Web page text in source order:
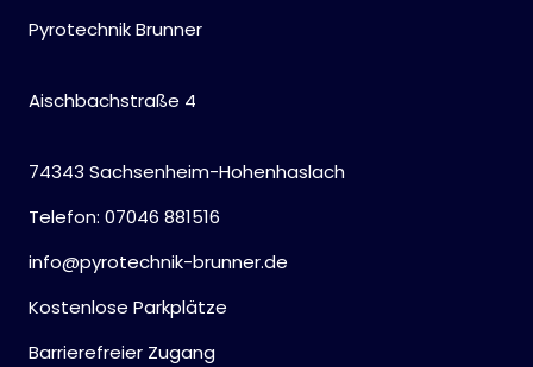
Pyrotechnik Brunner
Aischbachstraße 4
74343 Sachsenheim-Hohenhaslach
Telefon: 07046 881516
info@pyrotechnik-brunner.de
Kostenlose Parkplätze
Barrierefreier Zugang